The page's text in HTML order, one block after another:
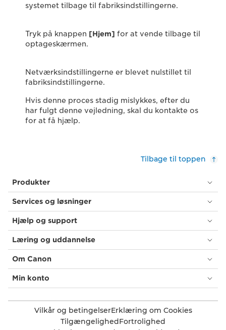
systemet tilbage til fabriksindstillingerne.
Tryk på knappen [Hjem] for at vende tilbage til
optageskærmen.
Netværksindstillingerne er blevet nulstillet til
fabriksindstillingerne.
Hvis denne proces stadig mislykkes, efter du
har fulgt denne vejledning, skal du kontakte os
for at få hjælp.
Tilbage til toppen
Produkter
Services og løsninger
Hjælp og support
Læring og uddannelse
Om Canon
Min konto
Vilkår og betingelserErklæring om Cookies
TilgængelighedFortrolighed